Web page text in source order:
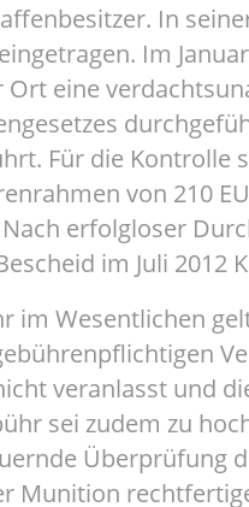
In
Im
eine
Für die Kontrolle
von 210
erfolgloser
im Juli 2012
im Wesentlichen
veranlasst und
sei zudem zu
Überprüfung
Munition